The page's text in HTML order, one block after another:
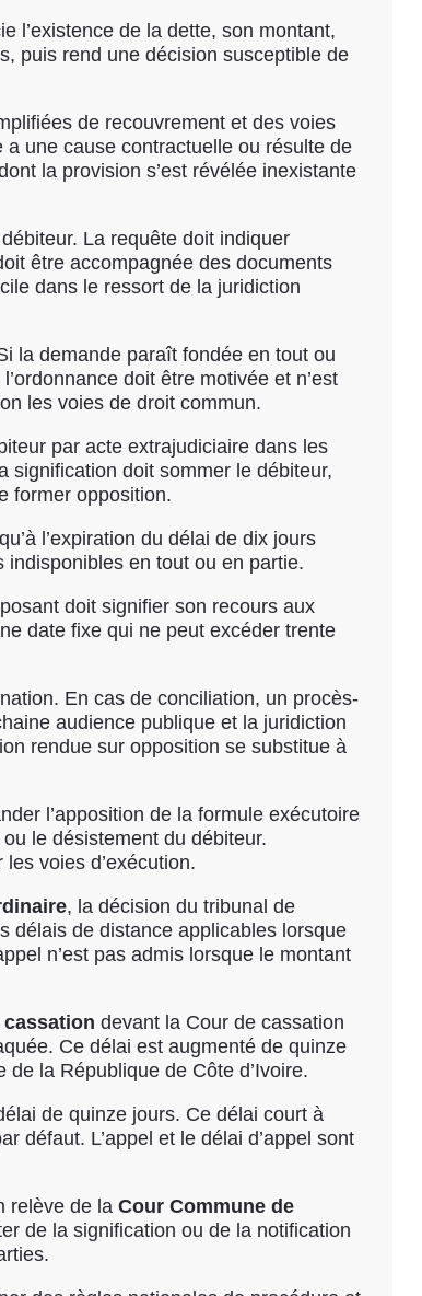
l’existence de la dette, son montant,
puis rend une décision susceptible de
de recouvrement et des voies
a une cause contractuelle ou résulte de
la provision s’est révélée inexistante
La requête doit indiquer
être accompagnée des documents
dans le ressort de la juridiction
la demande paraît fondée en tout ou
doit être motivée et n’est
les voies de droit commun.
par acte extrajudiciaire dans les
signification doit sommer le débiteur,
former opposition.
l’expiration du délai de dix jours
en tout ou en partie.
doit signifier son recours aux
date fixe qui ne peut excéder trente
En cas de conciliation, un procès-
audience publique et la juridiction
rendue sur opposition se substitue à
l’apposition de la formule exécutoire
le désistement du débiteur.
voies d’exécution.
, la décision du tribunal de
délais de distance applicables lorsque
n’est pas admis lorsque le montant
devant la Cour de cassation
Ce délai est augmenté de quinze
la République de Côte d’Ivoire.
de quinze jours. Ce délai court à
défaut. L’appel et le délai d’appel sont
relève de laCour Commune de
de la signification ou de la notification